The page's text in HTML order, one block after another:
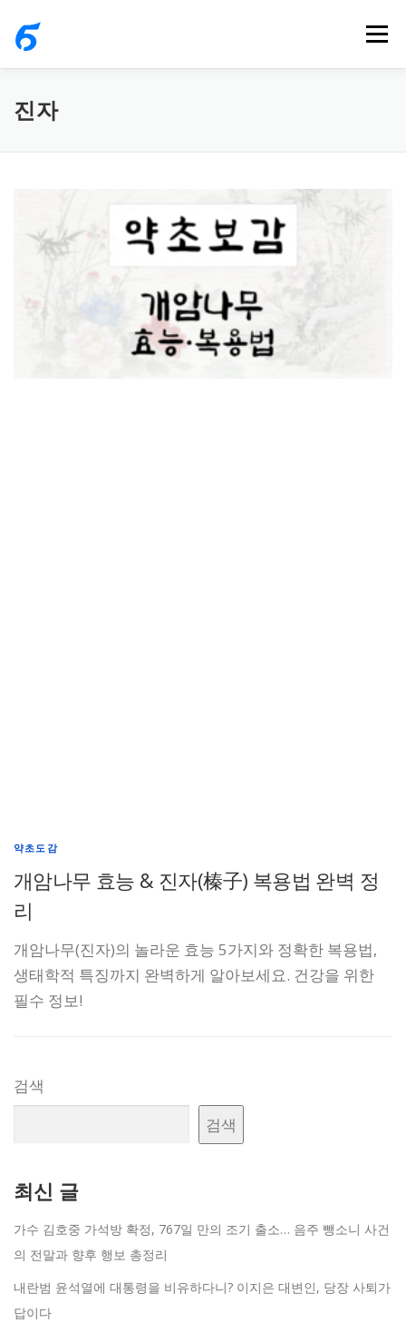
메뉴
진자
약초도감
개암나무 효능 & 진자(榛子) 복용법 완벽 정
리
개암나무(진자)의 놀라운 효능 5가지와 정확한 복용법,
생태학적 특징까지 완벽하게 알아보세요. 건강을 위한
필수 정보!
검색
검색
최신 글
가수 김호중 가석방 확정, 767일 만의 조기 출소… 음주 뺑소니 사건
의 전말과 향후 행보 총정리
내란범 윤석열에 대통령을 비유하다니? 이지은 대변인, 당장 사퇴가
답이다